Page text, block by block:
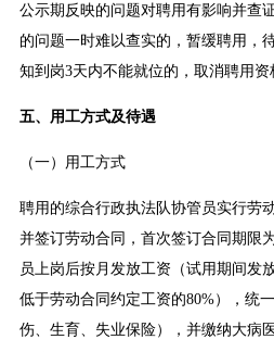
公示期反映的问题对聘用有影响并查
的问题一时难以查实的，暂缓聘用，
知到岗3天内不能就位的，取消聘用资
五、用工方式及待遇
（一）用工方式
聘用的综合行政执法队协管员实行劳
并签订劳动合同，首次签订合同期限
员上岗后按月发放工资（试用期间发
低于劳动合同约定工资的80%），统
伤、生育、失业保险），并缴纳大病